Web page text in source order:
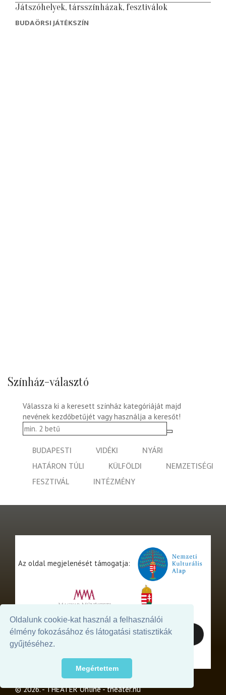
Oldalunk cookie-kat használ a felhasználói
élmény fokozásához és látogatási statisztikák
gyűjtéséhez.
Megértettem
Játszóhelyek, társszínházak, fesztiválok
BUDAÖRSI JÁTÉKSZÍN
Színház-választó
Válassza ki a keresett színház kategóriáját majd
nevének kezdőbetűjét vagy használja a keresőt!
BUDAPESTI VIDÉKI
NYÁRI
HATÁRON TÚLI
KÜLFÖLDI
NEMZETISÉGI
FESZTIVÁL
INTÉZMÉNY
Az oldal megjelenését támogatja:
© 2026. - THEATER Online -theater.hu